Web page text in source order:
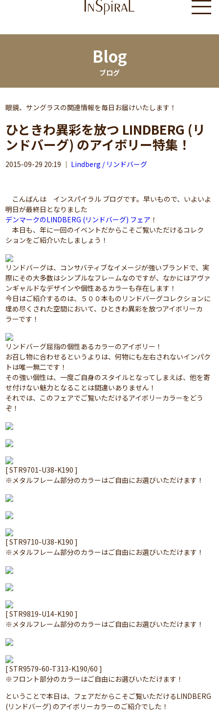
Blog
ブログ
眼鏡、サングラスの関連情報を毎日お届けいたします！
ひときわ異彩を放つ LINDBERG (リ
ンドバーグ) のアイボリー特集！
2015-09-29 20:19 ｜ Lindberg / リンドバーグ
こんばんは インスパイラル ブログです。早いもので、いよいよ
明日が最終日となりました
デンマークのLINDBERG (リンドバーグ) フェア ！
本日も、年に一回のイベントだからこそご覧いただけるコレク
ションをご紹介いたしましょう！
リンドバーグは、コンサバティブなイメージが強いブランドで、実
際にその大多数はシンプルなフレームなのですが、なかにはアヴァ
ンギャルドなデザインや個性あるカラーも存在します！
今日はご紹介するのは、５００本ものリンドバーグコレクションに
埋め尽くされた空間において、ひときわ異彩を放つアイボリーカ
ラーです！
リンドバーグ屈指の個性あるカラーのアイボリー！
お召し物に合わせるというよりは、何物にも左右されないインパク
トは唯一無二です！
その強い個性は、一度ご自身のスタイルとなってしまえば、他を寄
せ付けない魅力となることは間違いありません！
それでは、このフェアでご覧いただけるアイボリーカラーをどう
ぞ！
[ STR9701-U38-K190 ]
※メタルフレーム部分のカラーはご自由にお選びいただけます！
[ STR9710-U38-K190 ]
※メタルフレーム部分のカラーはご自由にお選びいただけます！
[ STR9819-U14-K190 ]
※メタルフレーム部分のカラーはご自由にお選びいただけます！
[ STR9579-60-T313-K190/60 ]
※フロント部分のカラーはご自由にお選びいただけます！
ということで本日は、フェアだからこそご覧いただけるLINDBERG
(リンドバーグ) のアイボリーカラーのご紹介でした！